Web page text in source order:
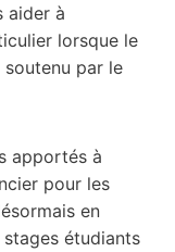
aider à
lorsque le
par le
apportés à
pour les
en
étudiants